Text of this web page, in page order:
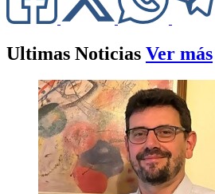
Ultimas Noticias Ver más